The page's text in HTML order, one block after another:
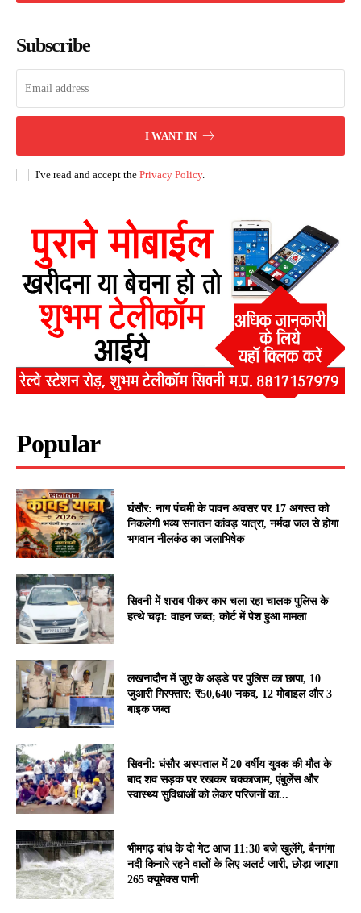
Subscribe
I WANT IN
I've read and accept the Privacy Policy.
Popular
घंसौर: नाग पंचमी के पावन अवसर पर 17 अगस्त को
निकलेगी भव्य सनातन कांवड़ यात्रा, नर्मदा जल से होगा
भगवान नीलकंठ का जलाभिषेक
सिवनी में शराब पीकर कार चला रहा चालक पुलिस के
हत्थे चढ़ा: वाहन जब्त; कोर्ट में पेश हुआ मामला
लखनादौन में जुए के अड्डे पर पुलिस का छापा, 10
जुआरी गिरफ्तार; ₹50,640 नकद, 12 मोबाइल और 3
बाइक जब्त
सिवनी: घंसौर अस्पताल में 20 वर्षीय युवक की मौत के
बाद शव सड़क पर रखकर चक्काजाम, एंबुलेंस और
स्वास्थ्य सुविधाओं को लेकर परिजनों का...
भीमगढ़ बांध के दो गेट आज 11:30 बजे खुलेंगे, बैनगंगा
नदी किनारे रहने वालों के लिए अलर्ट जारी, छोड़ा जाएगा
265 क्यूमेक्स पानी